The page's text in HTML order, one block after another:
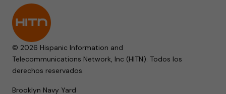
© 2026 Hispanic Information and
Telecommunications Network, Inc (HITN). Todos los
derechos reservados.
Brooklyn Navy Yard